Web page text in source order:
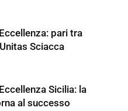
pari tra
Sciacca
Sicilia: la
al successo